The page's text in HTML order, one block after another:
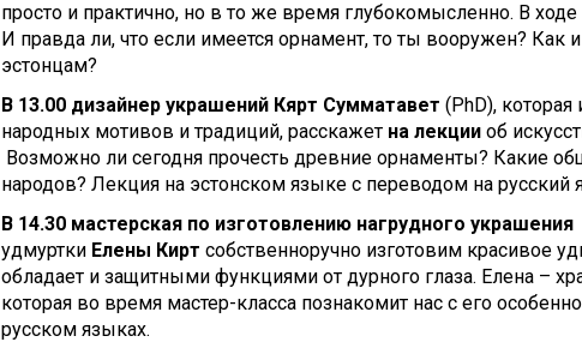
просто и практично, но в то же время глубокомысленно. В
И правда ли, что если имеется орнамент, то ты вооружен?
эстонцам?
В 13.00 дизайнер украшений Кярт Сумматавет (PhD), которая
народных мотивов и традиций, расскажет на лекции об
Возможно ли сегодня прочесть древние орнаменты? Какие
народов? Лекция на эстонском языке с переводом на русский
В 14.30 мастерская по изготовлению нагрудного
удмуртки Елены Кирт собственноручно изготовим красивое
обладает и защитными функциями от дурного глаза. Елена –
которая во время мастер-класса познакомит нас с его
русском языках.